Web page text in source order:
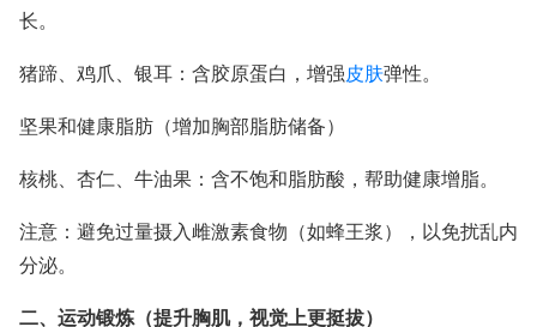
长。
猪蹄、鸡爪、银耳：含胶原蛋白，增强皮肤弹性。
坚果和健康脂肪（增加胸部脂肪储备）
核桃、杏仁、牛油果：含不饱和脂肪酸，帮助健康增脂。
注意：避免过量摄入雌激素食物（如蜂王浆），以免扰乱内
分泌。
二、运动锻炼（提升胸肌，视觉上更挺拔）